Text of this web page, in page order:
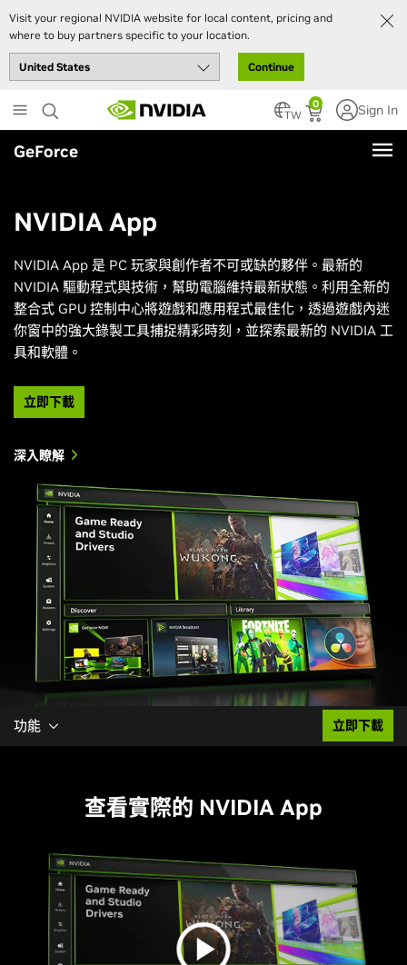
Visit your regional NVIDIA website for local content, pricing and
where to buy partners specific to your location.
Continue
to
main
content
0
TW Sign In
GeForce
NVIDIA App
NVIDIA App 是 PC 玩家與創作者不可或缺的夥伴。最新的
NVIDIA 驅動程式與技術，幫助電腦維持最新狀態。利用全新的
整合式 GPU 控制中心將遊戲和應用程式最佳化，透過遊戲內迷
你窗中的強大錄製工具捕捉精彩時刻，並探索最新的 NVIDIA 工
具和軟體。
立即下載
深入瞭解
功能 立即下載
查看實際的 NVIDIA App